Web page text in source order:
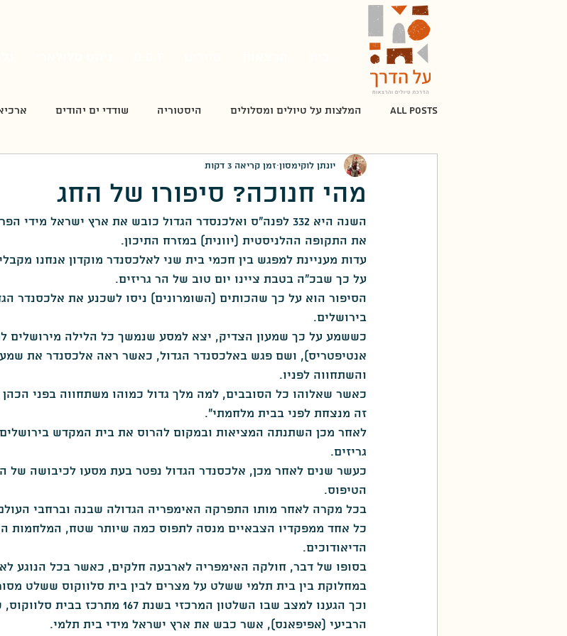
All Posts המלצות על טיולים ומסלולים היסטוריה שודדי ים יהודים
מלחמת העצמאות תקופת המנדט פה כתבו את השירים
מלחמת יום הכיפורים אלתרמן מורשת קרב הצבא הרומי ממלכת
העת החדשה חיים נחמן ביאליק רגע של עברית העפלה
פה כתבו את השירים יפן העת החדשה שואה מאמרים בסגולה -
מהי חנוכה? סיפורו של החג
יונתן לוקימסון זמן קריאה 3 דקות
השנה היא 332 לפנה"ס ואלכנסדר הגדול כובש את ארץ ישראל
את התקופה ההלניסטית (יוונית) במזרח התיכון.
עדות מעניינת למפגש בין חכמי בית שני לאלכסנדר מוקדון אנחנו
על כך שבכ"ה בטבת ציינו יום טוב של הר גריזים.
הסיפור הוא על כך שהכותים (השומרונים) ניסו לשכנע את אלכסנדר
בירושלים.
כששמע על כך שמעון הצדיק, יצא למסע שנמשך כל הלילה מירושלים
אנטיפטריס), ושם פגש באלכסנדר הגדול, כאשר ראה אלכסנדר את
והשתחווה לפניו.
כאשר שאלוהו כל הסובבים, למה מלך גדול כמוהו משתחווה בפני הכהן
זה מנצחת לפני בבית מלחמתי".
לאחר מכן השתנתה המציאות ובמקום להרוס את בית המקדש
גריזים.
כעשר שנים לאחר מכן, אלכסנדר הגדול נפטר בעת מסעו לכיבושה של
הטיפוס.
בכל מקרה לאחר מותו התפרקה האימפריה הגדולה שבנה וברחבי
כל אחד ממפקדיו הצבאיים מנסה לתפוס כמה שיותר שטח, המלחמות
הדיאודוכים.
בסופו של דבר, חולקה האימפריה לארבעה חלקים, כאשר בכל הנוגע
במחלוקת בין בית תלמי ששלט על מצרים לבין בית סלווקוס ששלט
וכך הגענו למצב שבו השלטון המרכזי
הרביעי (אפיפאנס), אשר כבש את ארץ ישראל מידי בית תלמי.